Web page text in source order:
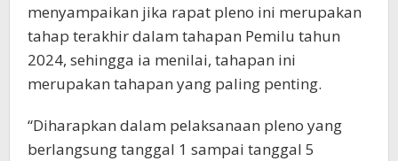
menyampaikan jika rapat pleno ini merupakan
tahap terakhir dalam tahapan Pemilu tahun
2024, sehingga ia menilai, tahapan ini
merupakan tahapan yang paling penting.
“Diharapkan dalam pelaksanaan pleno yang
berlangsung tanggal 1 sampai tanggal 5